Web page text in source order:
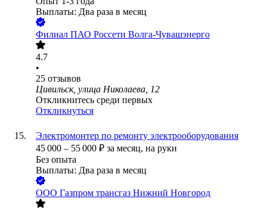
Выплаты: Два раза в месяц
Филиал ПАО Россети Волга-Чувашэнерго
4.7
•
25 отзывов
Цивильск, улица Николаева, 12
Откликнитесь среди первых
Откликнуться
Электромонтер по ремонту электрооборудования
45 000 – 55 000 ₽ за месяц, на руки
Без опыта
Выплаты: Два раза в месяц
ООО Газпром трансгаз Нижний Новгород